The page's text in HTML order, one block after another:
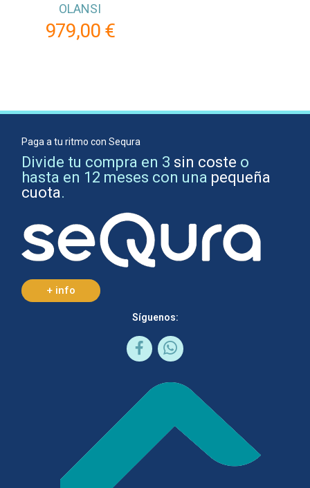
OLANSI
979,00 €
Paga a tu ritmo con Sequra
Divide tu compra en 3 sin coste o
hasta en 12 meses con una pequeña
cuota.
+ info
Síguenos: